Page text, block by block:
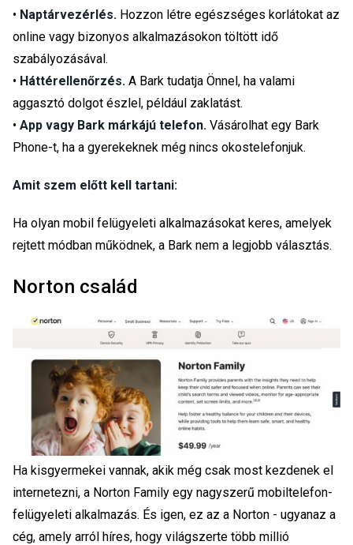
• Naptárvezérlés. Hozzon létre egészséges korlátokat az
online vagy bizonyos alkalmazásokon töltött idő
szabályozásával.
• Háttérellenőrzés. A Bark tudatja Önnel, ha valami
aggasztó dolgot észlel, például zaklatást.
• App vagy Bark márkájú telefon. Vásárolhat egy Bark
Phone-t, ha a gyerekeknek még nincs okostelefonjuk.
Amit szem előtt kell tartani:
Ha olyan mobil felügyeleti alkalmazásokat keres, amelyek
rejtett módban működnek, a Bark nem a legjobb választás.
Norton család
Ha kisgyermekei vannak, akik még csak most kezdenek el
internetezni, a Norton Family egy nagyszerű mobiltelefon-
felügyeleti alkalmazás. És igen, ez az a Norton - ugyanaz a
cég, amely arról híres, hogy világszerte több millió